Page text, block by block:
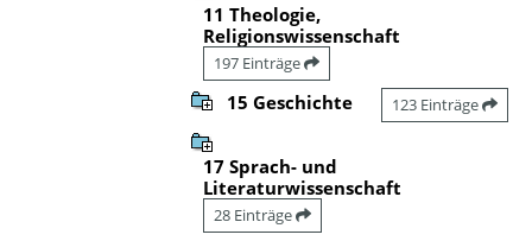
11 Theologie,
Religionswissenschaft
197 Einträge
15 Geschichte 123 Einträge
17 Sprach- und
Literaturwissenschaft
28 Einträge